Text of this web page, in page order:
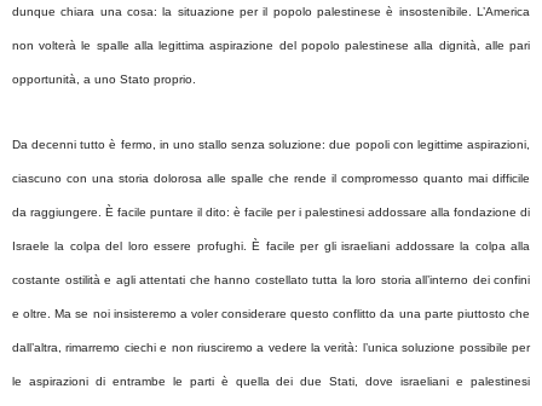
dunque chiara una cosa: la situazione per il popolo palestinese è insostenibile. L’America
non volterà le spalle alla legittima aspirazione del popolo palestinese alla dignità, alle pari
opportunità, a uno Stato proprio.
Da decenni tutto è fermo, in uno stallo senza soluzione: due popoli con legittime aspirazioni,
ciascuno con una storia dolorosa alle spalle che rende il compromesso quanto mai difficile
da raggiungere. È facile puntare il dito: è facile per i palestinesi addossare alla fondazione di
Israele la colpa del loro essere profughi. È facile per gli israeliani addossare la colpa alla
costante ostilità e agli attentati che hanno costellato tutta la loro storia all’interno dei confini
e oltre. Ma se noi insisteremo a voler considerare questo conflitto da una parte piuttosto che
dall’altra, rimarremo ciechi e non riusciremo a vedere la verità: l’unica soluzione possibile per
le aspirazioni di entrambe le parti è quella dei due Stati, dove israeliani e palestinesi